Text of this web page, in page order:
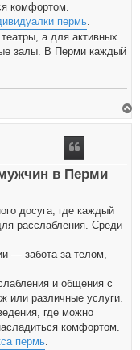
комфортом.
пермь.
а для активных
залы. В Перми каждый
в Перми
досуга, где каждый
расслабления. Среди
— забота за телом,
и общения с
или различные услуги.
где можно
комфортом.
пермь.